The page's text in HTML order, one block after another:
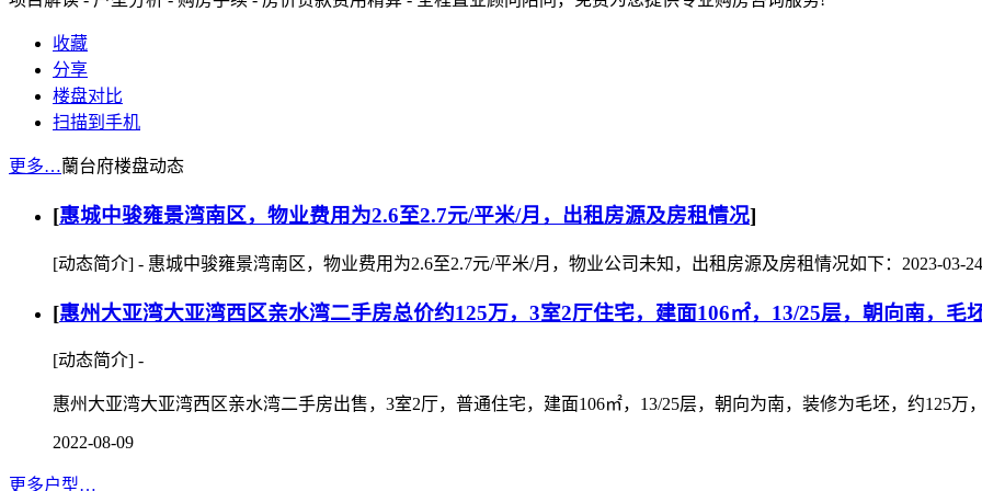
收藏
分享
楼盘对比
扫描到手机
更多…蘭台府楼盘动态
[惠城中骏雍景湾南区，物业费用为2.6至2.7元/平米/月，出租房源及房租情况]
[动态简介] - 惠城中骏雍景湾南区，物业费用为2.6至2.7元/平米/月，物业公司未知，出租房源及房租情况如下： 2023-03-24
[惠州大亚湾大亚湾西区亲水湾二手房总价约125万，3室2厅住宅，建面106㎡，13/25层，朝向南，毛
[动态简介] -
惠州大亚湾大亚湾西区亲水湾二手房出售，3室2厅，普通住宅，建面106㎡，13/25层，朝向为南，装修为毛坯，约125万，
2022-08-09
更多户型…